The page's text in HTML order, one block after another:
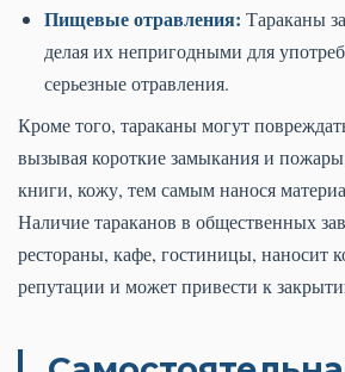
Пищевые отравления: Тараканы
делая их непригодными для
серьезные отравления.
Кроме того, тараканы могут
вызывая короткие замыкания и
книги, кожу, тем самым нанося
Наличие тараканов в общественных
рестораны, кафе, гостиницы, наносит
репутации и может привести к